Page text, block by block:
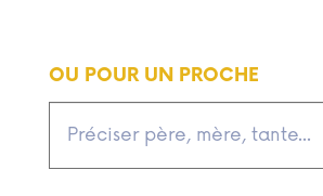
OU POUR UN PROCHE